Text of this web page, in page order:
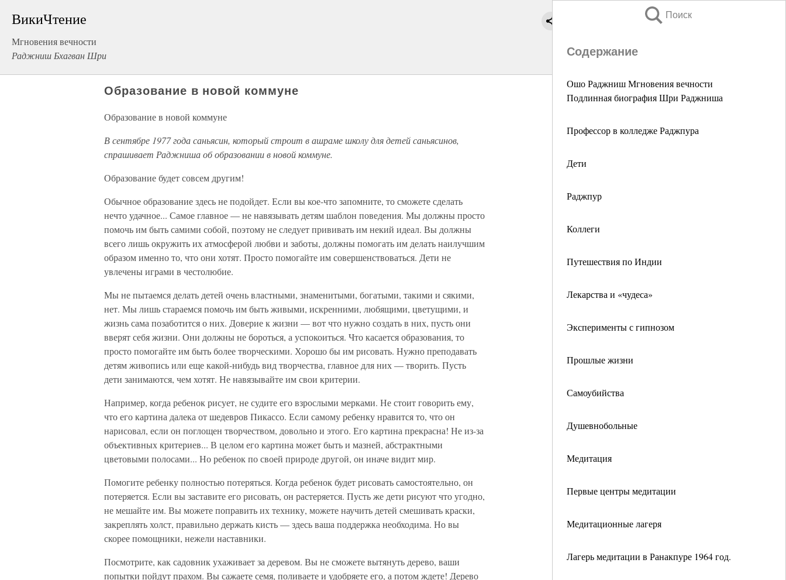
ВикиЧтение
Мгновения вечности
Раджниш Бхагван Шри
Поиск
Содержание
Ошо Раджниш Мгновения вечности
Подлинная биография Шри Раджниша
Профессор в колледже Раджпура
Дети
Раджпур
Коллеги
Путешествия по Индии
Лекарства и «чудеса»
Эксперименты с гипнозом
Прошлые жизни
Самоубийства
Душевнобольные
Медитация
Первые центры медитации
Медитационные лагеря
Лагерь медитации в Ранакпуре 1964 год.
Образование в новой коммуне
Образование в новой коммуне
В сентябре 1977 года саньясин, который строит в ашраме школу для детей саньясинов,
спрашивает Раджниша об образовании в новой коммуне.
Образование будет совсем другим!
Обычное образование здесь не подойдет. Если вы кое-что запомните, то сможете сделать
нечто удачное... Самое главное — не навязывать детям шаблон поведения. Мы должны просто
помочь им быть самими собой, поэтому не следует прививать им некий идеал. Вы должны
всего лишь окружить их атмосферой любви и заботы, должны помогать им делать наилучшим
образом именно то, что они хотят. Просто помогайте им совершенствоваться. Дети не
увлечены играми в честолюбие.
Мы не пытаемся делать детей очень властными, знаменитыми, богатыми, такими и сякими,
нет. Мы лишь стараемся помочь им быть живыми, искренними, любящими, цветущими, и
жизнь сама позаботится о них. Доверие к жизни — вот что нужно создать в них, пусть они
вверят себя жизни. Они должны не бороться, а успокоиться. Что касается образования, то
просто помогайте им быть более творческими. Хорошо бы им рисовать. Нужно преподавать
детям живопись или еще какой-нибудь вид творчества, главное для них — творить. Пусть
дети занимаются, чем хотят. Не навязывайте им свои критерии.
Например, когда ребенок рисует, не судите его взрослыми мерками. Не стоит говорить ему,
что его картина далека от шедевров Пикассо. Если самому ребенку нравится то, что он
нарисовал, если он поглощен творчеством, довольно и этого. Его картина прекрасна! Не из-за
объективных критериев... В целом его картина может быть и мазней, абстрактными
цветовыми полосами... Но ребенок по своей природе другой, он иначе видит мир.
Помогите ребенку полностью потеряться. Когда ребенок будет рисовать самостоятельно, он
потеряется. Если вы заставите его рисовать, он растеряется. Пусть же дети рисуют что угодно,
не мешайте им. Вы можете поправить их технику, можете научить детей смешивать краски,
закреплять холст, правильно держать кисть — здесь ваша поддержка необходима. Но вы
скорее помощники, нежели наставники.
Посмотрите, как садовник ухаживает за деревом. Вы не сможете вытянуть дерево, ваши
попытки пойдут прахом. Вы сажаете семя, поливаете и удобряете его, а потом ждете! Дерево